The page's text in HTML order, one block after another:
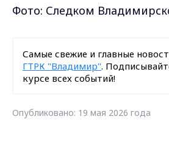
Фото: Следком
Самые свежие и главные
ГТРК "Владимир".
курсе всех событий!
Опубликовано: 19 мая 2026 года